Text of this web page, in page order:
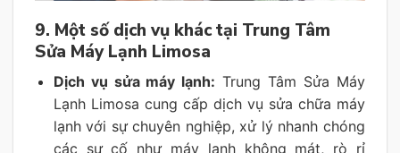
9. Một số dịch vụ khác tại Trung Tâm
Sửa Máy Lạnh Limosa
Dịch vụ sửa máy lạnh: Trung Tâm Sửa Máy
Lạnh Limosa cung cấp dịch vụ sửa chữa máy
lạnh với sự chuyên nghiệp, xử lý nhanh chóng
các sự cố như máy lạnh không mát, rò rỉ